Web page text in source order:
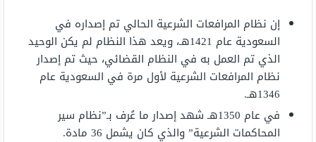
إن نظام المرافعات الشرعية الحالي تم إصداره في
السعودية عام 1421هـ، ويعد هذا النظام لم يكن الوحيد
الذي تم العمل به في النظام القضائي، حيث تم إصدار
نظام المرافعات الشرعية لأول مرة في السعودية عام
1346هـ.
في عام 1350هـ شهد إصدار ما عُرف بـ”نظام سير
المحاكمات الشرعية” والذي كان يشمل 36 مادة.